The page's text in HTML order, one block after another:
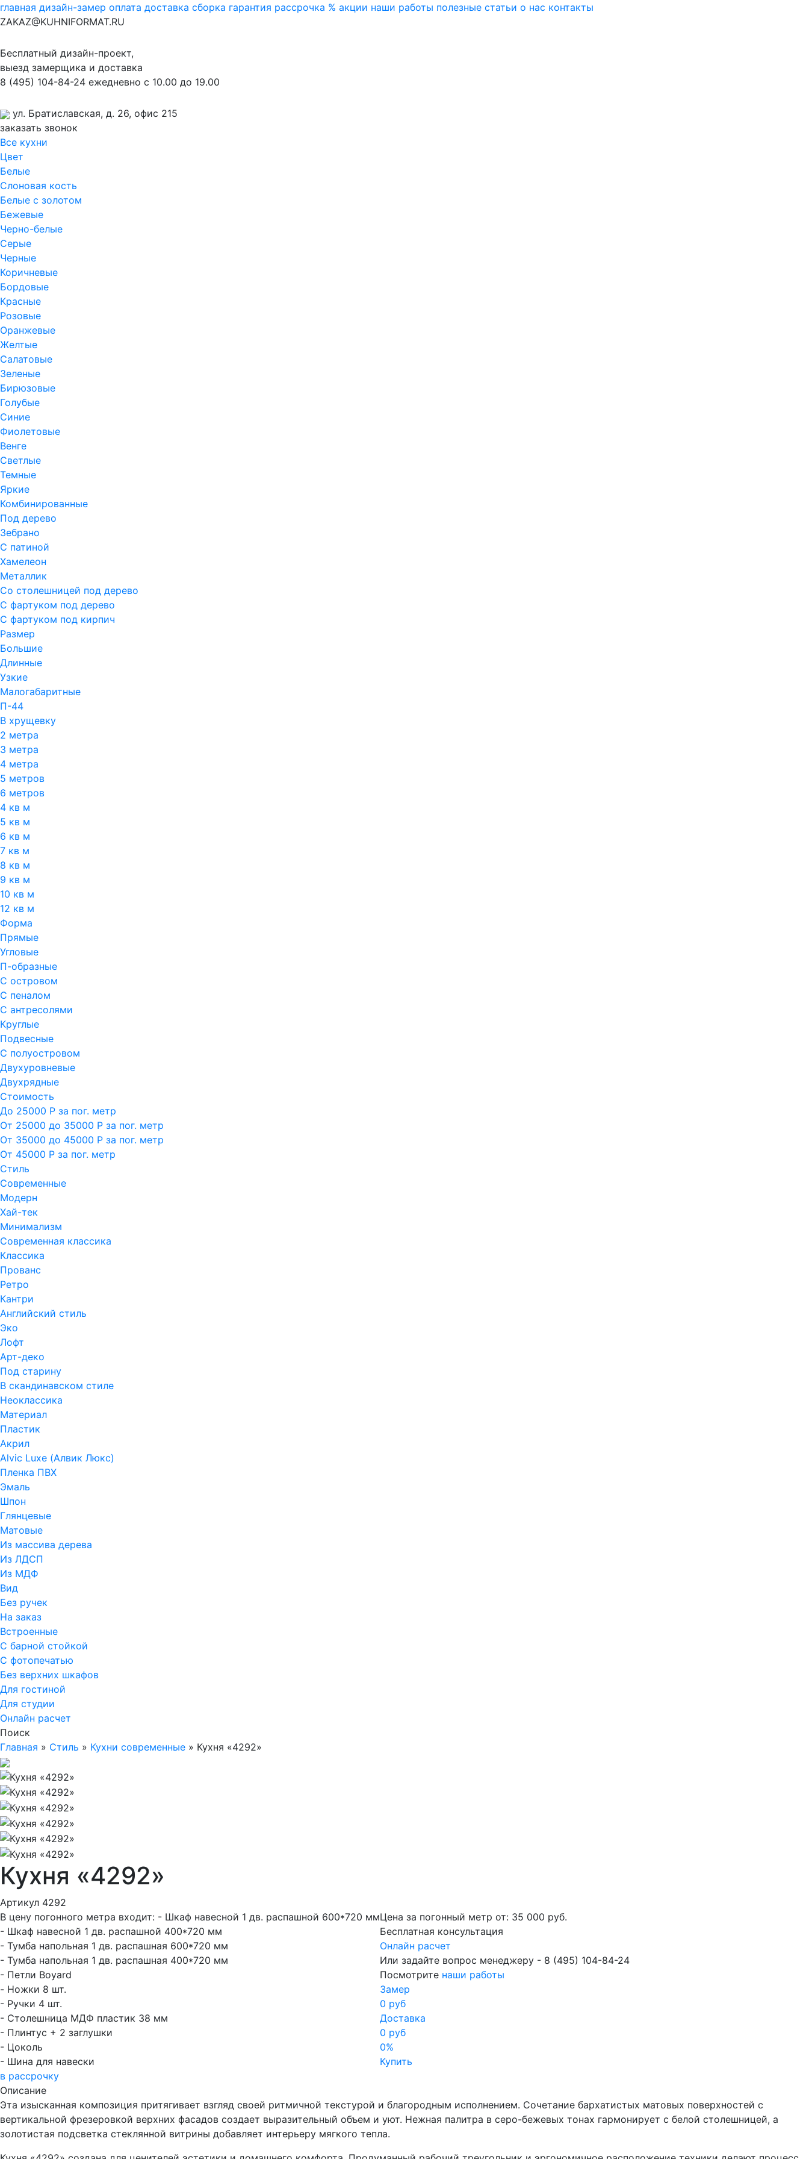
главная дизайн-замер оплата доставка сборка гарантия рассрочка % акции наши работы полезные статьи о нас контакты
ZAKAZ@KUHNIFORMAT.RU
Бесплатный дизайн-проект,
выезд замерщика и доставка
8 (495) 104-84-24 ежедневно с 10.00 до 19.00
ул. Братиславская, д. 26, офис 215
заказать звонок
Все кухни
Цвет
Белые
Слоновая кость
Белые с золотом
Бежевые
Черно-белые
Серые
Черные
Коричневые
Бордовые
Красные
Розовые
Оранжевые
Желтые
Салатовые
Зеленые
Бирюзовые
Голубые
Синие
Фиолетовые
Венге
Светлые
Темные
Яркие
Комбинированные
Под дерево
Зебрано
С патиной
Хамелеон
Металлик
Со столешницей под дерево
С фартуком под дерево
С фартуком под кирпич
Размер
Большие
Длинные
Узкие
Малогабаритные
П-44
В хрущевку
2 метра
3 метра
4 метра
5 метров
6 метров
4 кв м
5 кв м
6 кв м
7 кв м
8 кв м
9 кв м
10 кв м
12 кв м
Форма
Прямые
Угловые
П-образные
С островом
С пеналом
С антресолями
Круглые
Подвесные
С полуостровом
Двухуровневые
Двухрядные
Стоимость
До 25000 Р за пог. метр
От 25000 до 35000 Р за пог. метр
От 35000 до 45000 Р за пог. метр
От 45000 Р за пог. метр
Стиль
Современные
Модерн
Хай-тек
Минимализм
Современная классика
Классика
Прованс
Ретро
Кантри
Английский стиль
Эко
Лофт
Арт-деко
Под старину
В скандинавском стиле
Неоклассика
Материал
Пластик
Акрил
Alvic Luxe (Алвик Люкс)
Пленка ПВХ
Эмаль
Шпон
Глянцевые
Матовые
Из массива дерева
Из ЛДСП
Из МДФ
Вид
Без ручек
На заказ
Встроенные
С барной стойкой
С фотопечатью
Без верхних шкафов
Для гостиной
Для студии
Онлайн расчет
Поиск
Главная » Стиль » Кухни современные » Кухня «4292»
Кухня «4292»
Артикул 4292
Цена за погонный метр от: 35 000 руб.
В цену погонного метра входит: - Шкаф навесной 1 дв. распашной 600*720 мм
- Шкаф навесной 1 дв. распашной 400*720 мм
- Тумба напольная 1 дв. распашная 600*720 мм
- Тумба напольная 1 дв. распашная 400*720 мм
- Петли Boyard
- Ножки 8 шт.
- Ручки 4 шт.
- Столешница МДФ пластик 38 мм
- Плинтус + 2 заглушки
- Цоколь
- Шина для навески
Бесплатная консультация
Онлайн расчет
Или задайте вопрос менеджеру - 8 (495) 104-84-24
Посмотрите наши работы
Замер
0 руб
Доставка
0 руб
0%
Купить
в рассрочку
Описание
Эта изысканная композиция притягивает взгляд своей ритмичной текстурой и благородным исполнением. Сочетание бархатистых матовых поверхностей с
вертикальной фрезеровкой верхних фасадов создает выразительный объем и уют. Нежная палитра в серо-бежевых тонах гармонирует с белой столешницей, а
золотистая подсветка стеклянной витрины добавляет интерьеру мягкого тепла.